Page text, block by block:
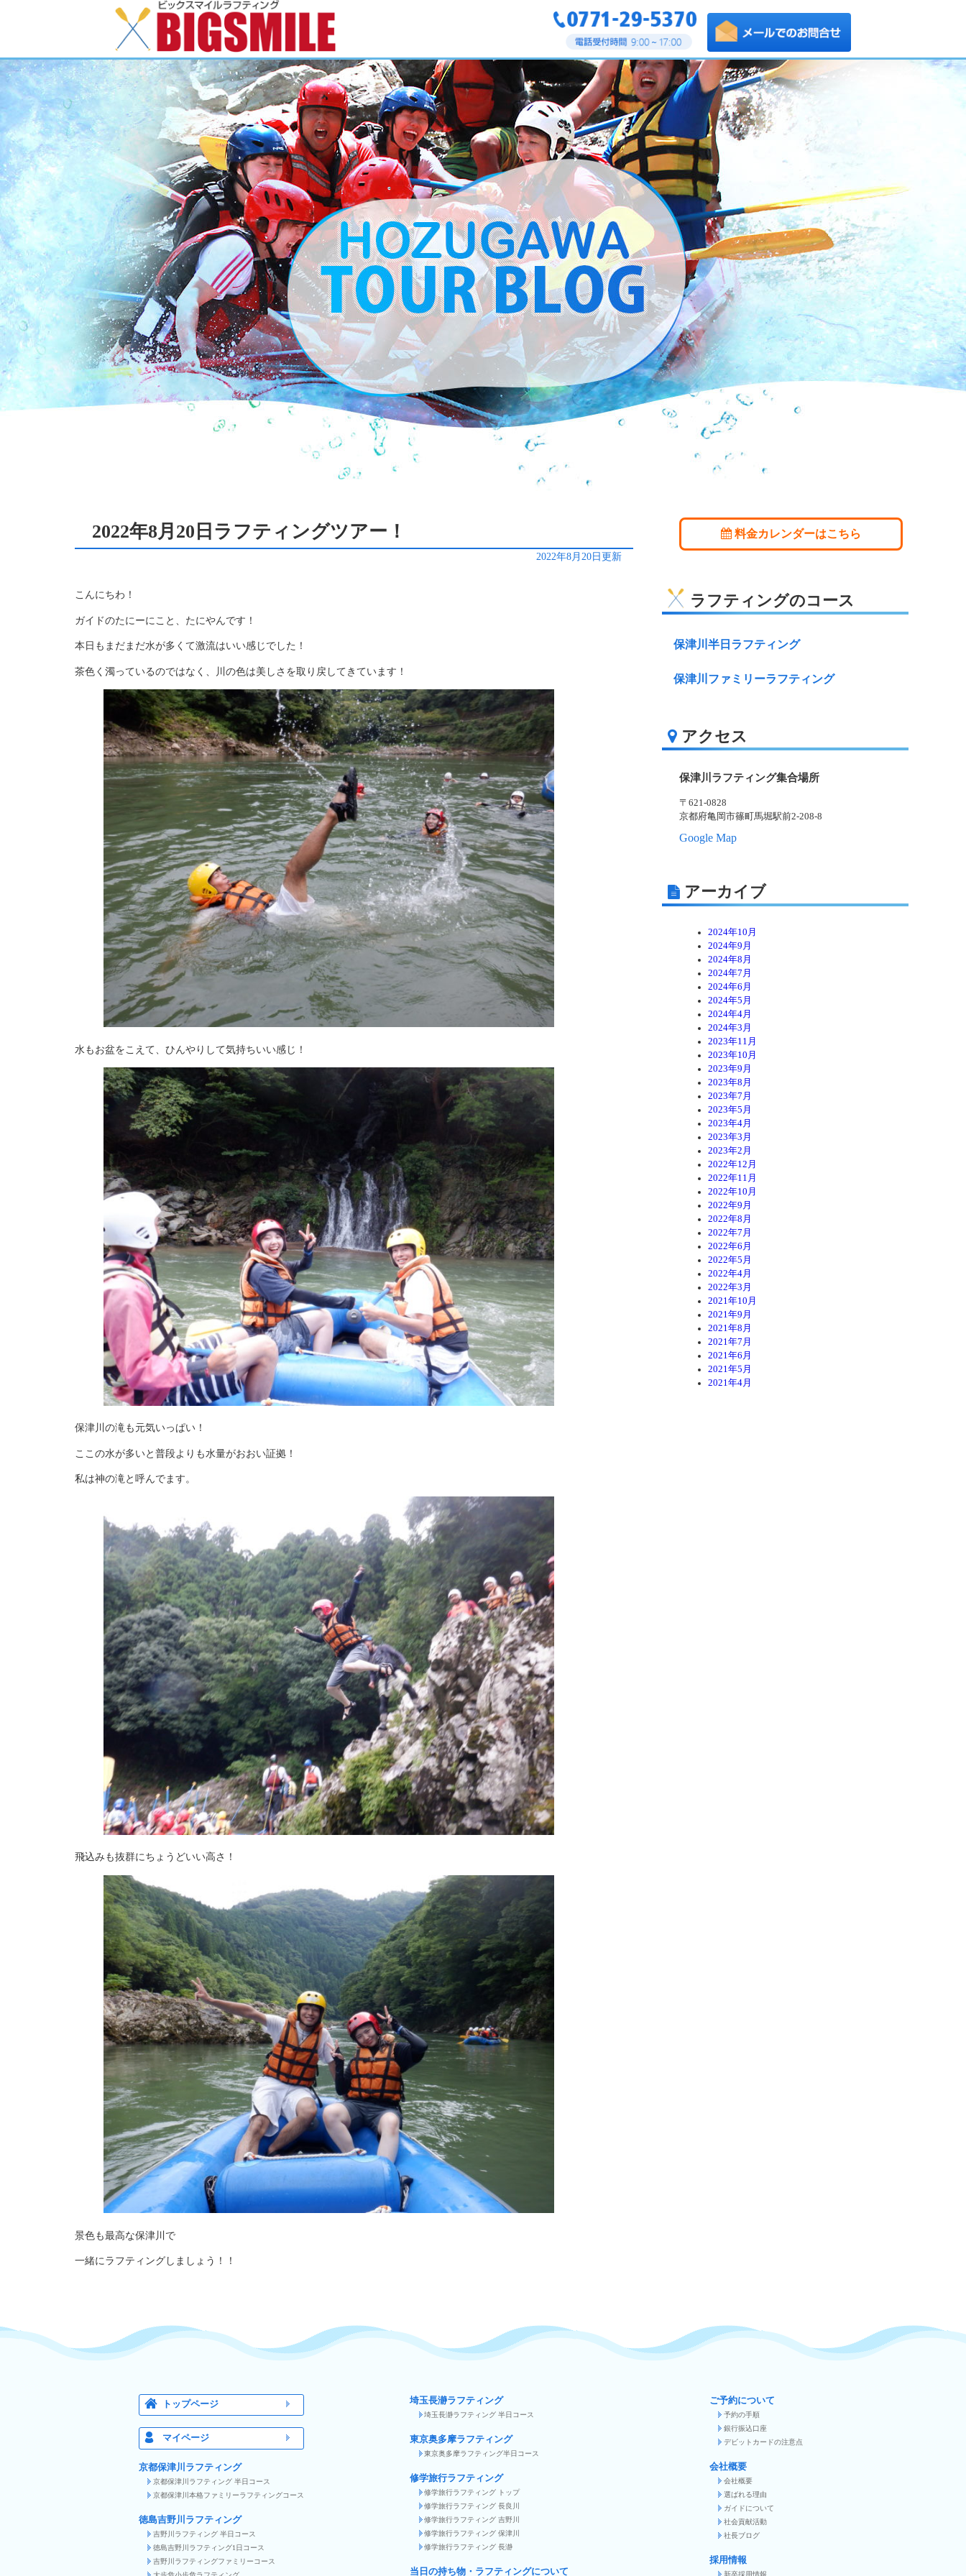
2022年8月20日ラフティングツアー！
2022年8月20日更新
こんにちわ！
ガイドのたにーにこと、たにやんです！
本日もまだまだ水が多くて激流はいい感じでした！
茶色く濁っているのではなく、川の色は美しさを取り戻してきています！
水もお盆をこえて、ひんやりして気持ちいい感じ！
保津川の滝も元気いっぱい！
ここの水が多いと普段よりも水量がおおい証拠！
私は神の滝と呼んでます。
飛込みも抜群にちょうどいい高さ！
景色も最高な保津川で
一緒にラフティングしましょう！！
料金カレンダーはこちら
ラフティングのコース
保津川半日ラフティング
保津川ファミリーラフティング
アクセス
保津川ラフティング集合場所
〒621-0828
京都府亀岡市篠町馬堀駅前2-208-8
Google Map
アーカイブ
2024年10月
2024年9月
2024年8月
2024年7月
2024年6月
2024年5月
2024年4月
2024年3月
2023年11月
2023年10月
2023年9月
2023年8月
2023年7月
2023年5月
2023年4月
2023年3月
2023年2月
2022年12月
2022年11月
2022年10月
2022年9月
2022年8月
2022年7月
2022年6月
2022年5月
2022年4月
2022年3月
2021年10月
2021年9月
2021年8月
2021年7月
2021年6月
2021年5月
2021年4月
トップページ
マイページ
京都保津川ラフティング
京都保津川ラフティング 半日コース
京都保津川本格ファミリーラフティングコース
徳島吉野川ラフティング
吉野川ラフティング 半日コース
徳島吉野川ラフティング1日コース
吉野川ラフティングファミリーコース
埼玉長瀞ラフティング
埼玉長瀞ラフティング 半日コース
東京奥多摩ラフティング
東京奥多摩ラフティング半日コース
修学旅行ラフティング
修学旅行ラフティング トップ
修学旅行ラフティング 長良川
修学旅行ラフティング 吉野川
修学旅行ラフティング 保津川
修学旅行ラフティング 長瀞
当日の持ち物・ラフティングについて
ご予約について
予約の手順
銀行振込口座
デビットカードの注意点
会社概要
会社概要
選ばれる理由
ガイドについて
社会貢献活動
社長ブログ
採用情報
新卒採用情報